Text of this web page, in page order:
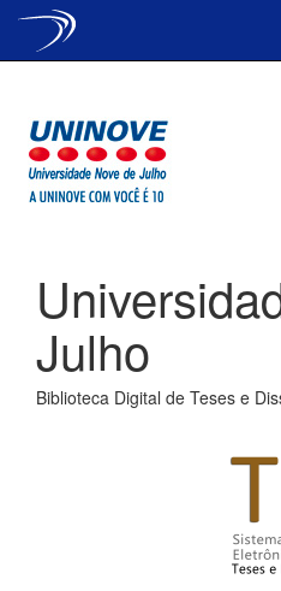
Julho
Biblioteca Digital de Teses e